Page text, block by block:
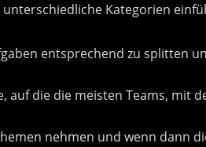
unterschiedliche Kategorien
entsprechend zu splitten
auf die die meisten Teams, mit
nehmen und wenn dann